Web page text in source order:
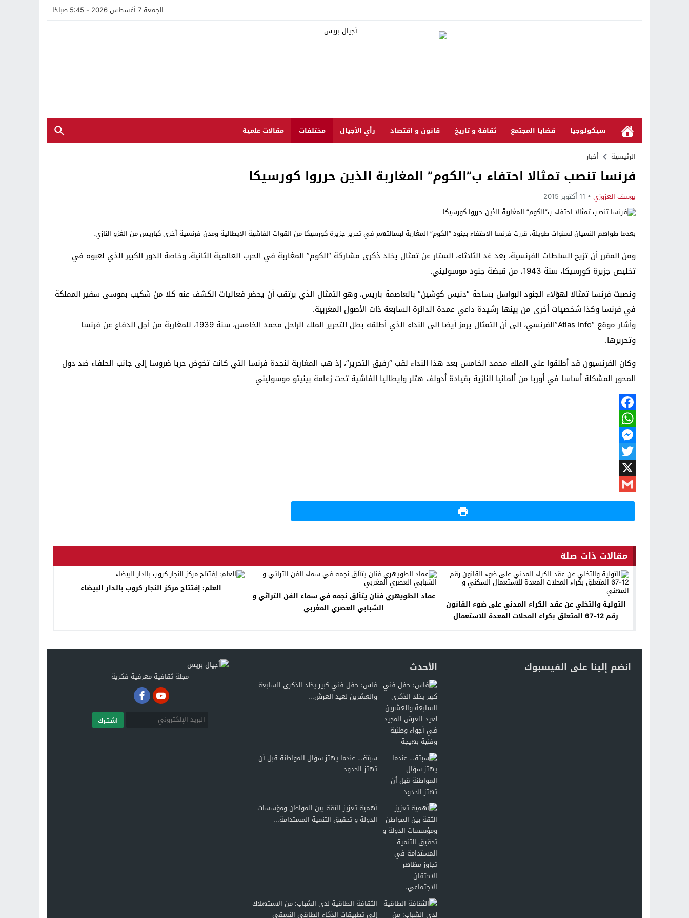
الجمعة 7 أغسطس 2026 - 5:45 صباحًا
سيكولوجيا قضايا المجتمع ثقافة و تاريخ قانون و اقتصاد رأي الأجيال مختلفات مقالات علمية
الرئيسية أخبار
فرنسا تنصب تمثالا احتفاء ب”الكوم” المغاربة الذين حرروا كورسيكا
يوسف العزوزي 11 أكتوبر 2015
بعدما طواهم النسيان لسنوات طويلة، قررت فرنسا الاحتفاء بجنود “الكوم” المغاربة لبسالتهم في تحرير جزيرة كورسيكا من القوات الفاشية الإيطالية ومدن فرنسية أخرى كباريس من الغزو النازي.
ومن المقرر أن تزيح السلطات الفرنسية، بعد غد الثلاثاء، الستار عن تمثال يخلد ذكرى مشاركة “الكوم” المغاربة في الحرب العالمية الثانية، وخاصة الدور الكبير الذي لعبوه في
تخليص جزيرة كورسيكا، سنة 1943، من قبضة جنود موسوليني.
ونصبت فرنسا تمثالا لهؤلاء الجنود البواسل بساحة “دنيس كوشين” بالعاصمة باريس، وهو التمثال الذي يرتقب أن يحضر فعاليات الكشف عنه كلا من شكيب بموسى سفير المملكة
في فرنسا وكذا شخصيات أخرى من بينها رشيدة داعي عمدة الدائرة السابعة ذات الأصول المغربية.
وأشار موقع “Atlas Info”الفرنسي، إلى أن التمثال يرمز أيضا إلى النداء الذي أطلقه بطل التحرير الملك الراحل محمد الخامس، سنة 1939، للمغاربة من أجل الدفاع عن فرنسا
وتحريرها.
وكان الفرنسيون قد أطلقوا على الملك محمد الخامس بعد هذا النداء لقب “رفيق التحرير”، إذ هب المغاربة لنجدة فرنسا التي كانت تخوض حربا ضروسا إلى جانب الحلفاء ضد دول
المحور المشكلة أساسا في أوربا من ألمانيا النازية بقيادة أدولف هتلر وإيطاليا الفاشية تحت زعامة بينيتو موسوليني
Facebook
WhatsApp
Messenger
Twitter
X
Gmail
مقالات ذات صلة
التولية والتخلي عن عقد الكراء المدني على ضوء القانون
رقم 12-67 المتعلق بكراء المحلات المعدة للاستعمال
عماد الطويهري فنان يتألق نجمه في سماء الفن التراثي و
الشبابي العصري المغربي
العلم: إفتتاح مركز النجار كروب بالدار البيضاء
انضم إلينا على الفيسبوك الأحدث
فاس: حفل فني كبير يخلد الذكرى السابعة
والعشرين لعيد العرش...
سبتة… عندما يهتز سؤال المواطنة قبل أن
تهتز الحدود
أهمية تعزيز الثقة بين المواطن ومؤسسات
الدولة و تحقيق التنمية المستدامة...
الثقافة الطاقية لدى الشباب: من الاستهلاك
إلى تطبيقات الذكاء الطاقي النسقي
مجلة ثقافية معرفية فكرية
اشـتـرك